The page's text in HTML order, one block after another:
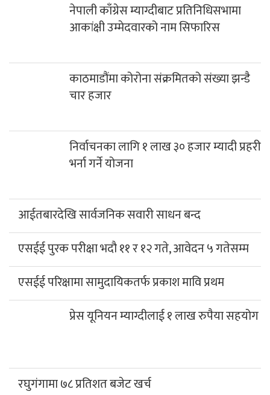
नेपाली काँग्रेस म्याग्दीबाट प्रतिनिधिसभामा
आकांक्षी उम्मेदवारको नाम सिफारिस
काठमाडौंमा कोरोना संक्रमितको संख्या झन्डै
चार हजार
निर्वाचनका लागि १ लाख ३० हजार म्यादी प्रहरी
भर्ना गर्ने योजना
आईतबारदेखि सार्वजनिक सवारी साधन बन्द
एसईई पुरक परीक्षा भदौ ११ र १२ गते, आवेदन ५ गतेसम्म
एसईई परिक्षामा सामुदायिकतर्फ प्रकाश मावि प्रथम
प्रेस यूनियन म्याग्दीलाई १ लाख रुपैया सहयोग
रघुगंगामा ७८ प्रतिशत बजेट खर्च